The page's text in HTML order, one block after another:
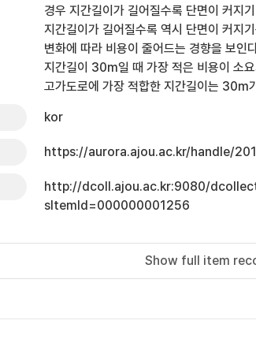
경우 지간길이가 길어질수록 단면이 커지
지간길이가 길어질수록 역시 단면이 커지
변화에 따라 비용이 줄어드는 경향을 보인
지간길이 30m일 때 가장 적은 비용이 소
고가도로에 가장 적합한 지간길이는 30m
kor
https://aurora.ajou.ac.kr/handle/
http://dcoll.ajou.ac.kr:9080/
sItemId=000000001256
Show full item